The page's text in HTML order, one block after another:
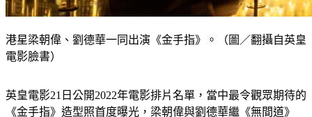
港星梁朝偉、劉德華一同出演《金手指》。（圖／翻攝自英皇
電影臉書）
英皇電影21日公開2022年電影排片名單，當中最令觀眾期待的
《金手指》造型照首度曝光，梁朝偉與劉德華繼《無間道》